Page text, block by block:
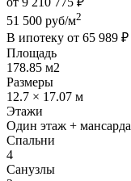
51 500 руб/м2
В ипотеку от 65 989 ₽
Площадь
178.85 м2
Размеры
12.7 × 17.07 м
Этажи
Один этаж + мансарда
Спальни
4
Санузлы